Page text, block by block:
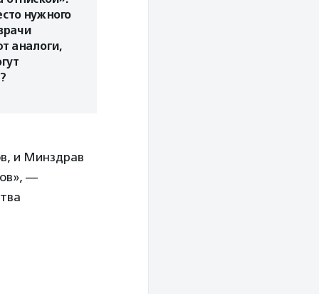
нужного
аналоги,
и Минздрав
—